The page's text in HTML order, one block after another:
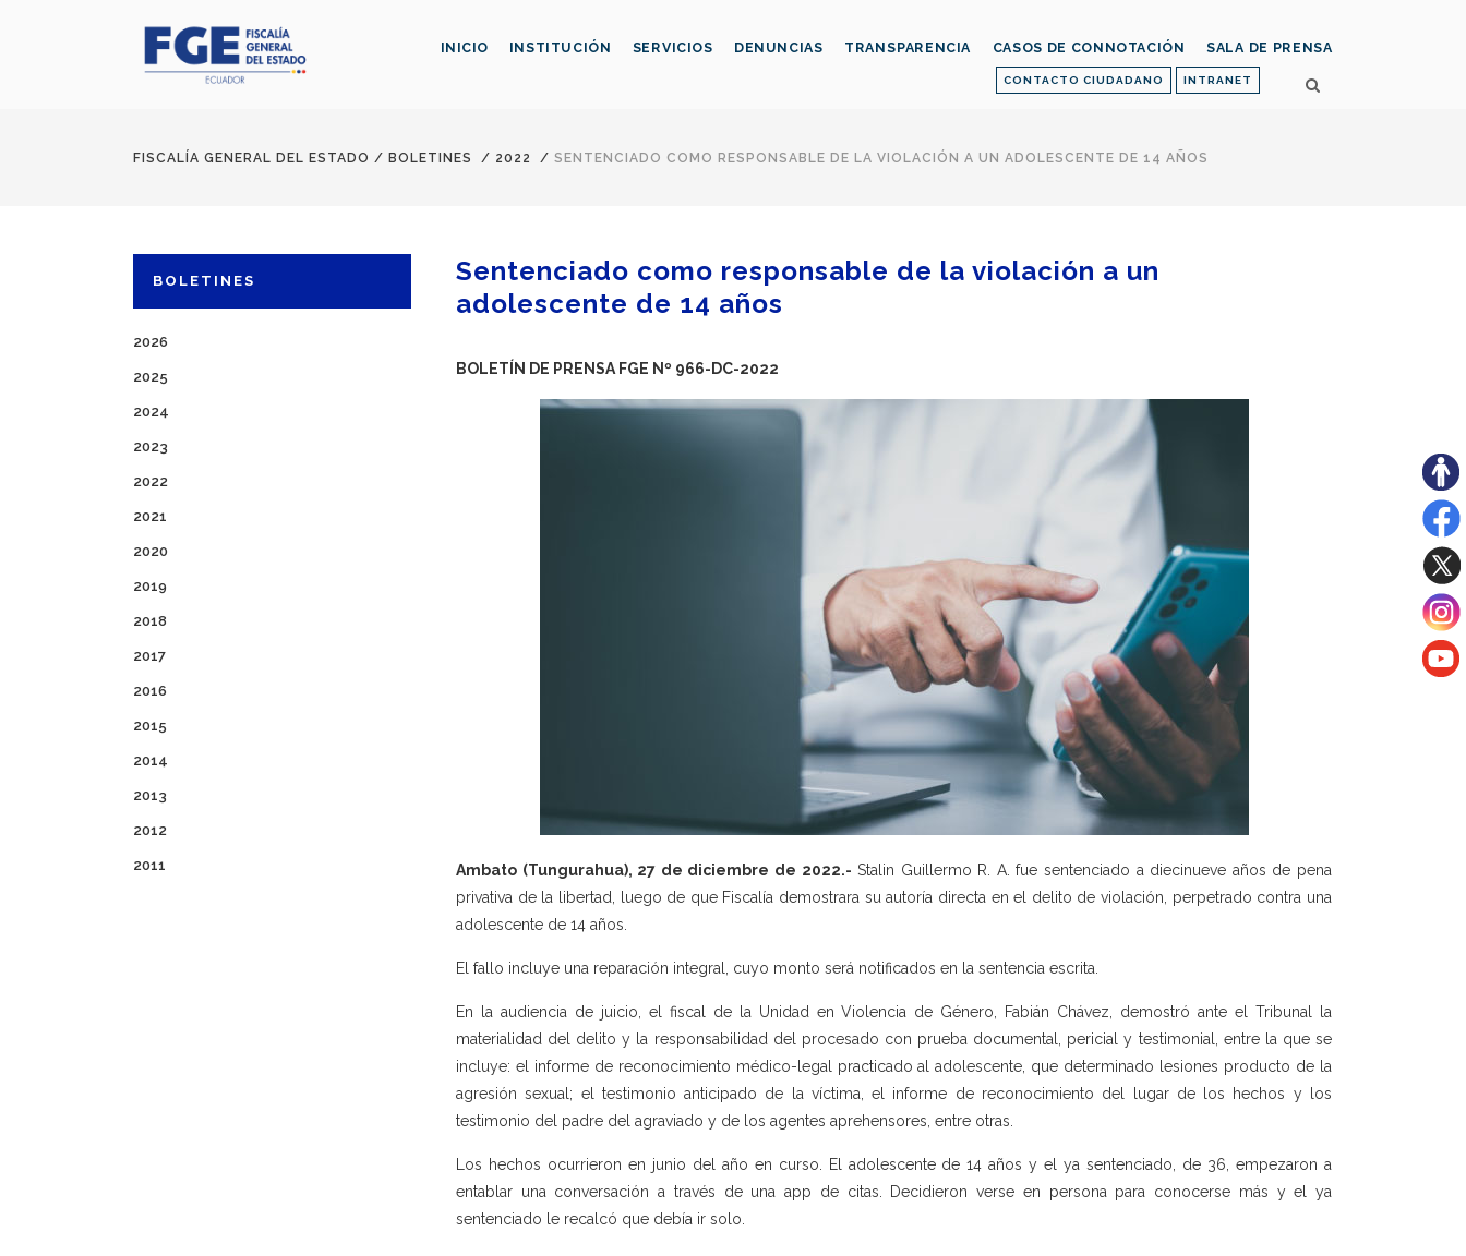
CONTACTO CIUDADANO INTRANET
INICIO INSTITUCIÓN SERVICIOS DENUNCIAS TRANSPARENCIA CASOS DE CONNOTACIÓN SALA DE PRENSA
FISCALÍA GENERAL DEL ESTADO / BOLETINES / 2022 / SENTENCIADO COMO RESPONSABLE DE LA VIOLACIÓN A UN ADOLESCENTE DE 14 AÑOS
BOLETINES
2026
2025
2024
2023
2022
2021
2020
2019
2018
2017
2016
2015
2014
2013
2012
2011
Sentenciado como responsable de la violación a un
adolescente de 14 años
BOLETÍN DE PRENSA FGE Nº 966-DC-2022
Ambato (Tungurahua), 27 de diciembre de 2022.- Stalin Guillermo R. A. fue sentenciado a diecinueve años de pena
privativa de la libertad, luego de que Fiscalía demostrara su autoría directa en el delito de violación, perpetrado contra una
adolescente de 14 años.
El fallo incluye una reparación integral, cuyo monto será notificados en la sentencia escrita.
En la audiencia de juicio, el fiscal de la Unidad en Violencia de Género, Fabián Chávez, demostró ante el Tribunal la
materialidad del delito y la responsabilidad del procesado con prueba documental, pericial y testimonial, entre la que se
incluye: el informe de reconocimiento médico-legal practicado al adolescente, que determinado lesiones producto de la
agresión sexual; el testimonio anticipado de la víctima, el informe de reconocimiento del lugar de los hechos y los
testimonio del padre del agraviado y de los agentes aprehensores, entre otras.
Los hechos ocurrieron en junio del año en curso. El adolescente de 14 años y el ya sentenciado, de 36, empezaron a
entablar una conversación a través de una app de citas. Decidieron verse en persona para conocerse más y el ya
sentenciado le recalcó que debía ir solo.